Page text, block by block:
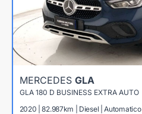
MERCEDES GLA
GLA 180 D BUSINESS EXTRA AUTO
2020 | 82.987km | Diesel | Automatico